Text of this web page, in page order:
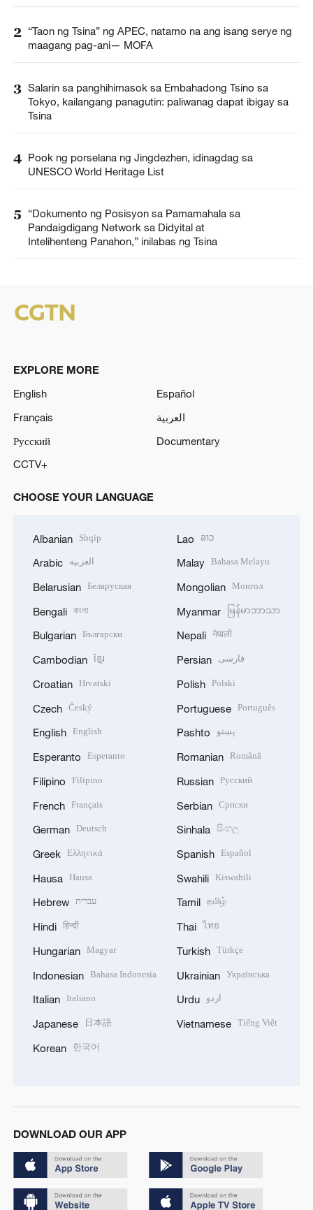
2 “Taon ng Tsina” ng APEC, natamo na ang isang serye ng
maagang pag-ani— MOFA
3 Salarin sa panghihimasok sa Embahadong Tsino sa
Tokyo, kailangang panagutin: paliwanag dapat ibigay sa
Tsina
4 Pook ng porselana ng Jingdezhen, idinagdag sa
UNESCO World Heritage List
5
“Dokumento ng Posisyon sa Pamamahala sa
Pandaigdigang Network sa Didyital at
Intelihenteng Panahon,” inilabas ng Tsina
EXPLORE MORE
English
Español
Français
العربية
Русский
Documentary
CCTV+
CHOOSE YOUR LANGUAGE
Albanian Shqip
Arabic العربية
Belarusian Беларуская
Bengali বাংলা
Bulgarian Български
Cambodian ខ្មែរ
Croatian Hrvatski
Czech Český
English English
Esperanto Esperanto
Filipino Filipino
French Français
German Deutsch
Greek Ελληνικά
Hausa Hausa
Hebrew עברית
Hindi हिन्दी
Hungarian Magyar
Indonesian Bahasa Indonesia
Italian Italiano
Japanese 日本語
Korean 한국어
Lao ລາວ
Malay Bahasa Melayu
Mongolian Монгол
Myanmar မြန်မာဘာသာ
Nepali नेपाली
Persian فارسی
Polish Polski
Portuguese Português
Pashto پښتو
Romanian Română
Russian Русский
Serbian Српски
Sinhala සිංහල
Spanish Español
Swahili Kiswahili
Tamil தமிழ்
Thai ไทย
Turkish Türkçe
Ukrainian Українська
Urdu اردو
Vietnamese Tiếng Việt
DOWNLOAD OUR APP